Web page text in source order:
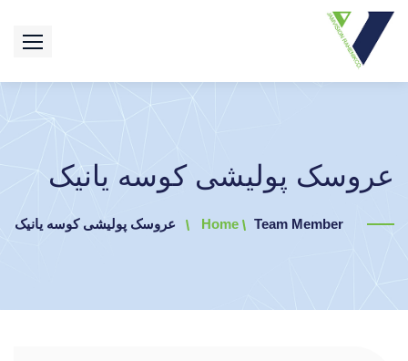
عروسک پولیشی کوسه یانیک
Home Team Member عروسک پولیشی کوسه یانیک